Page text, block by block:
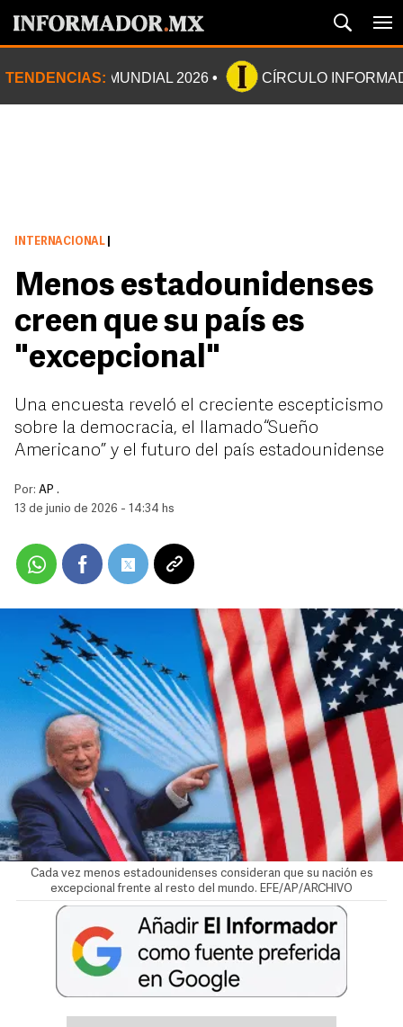
TENDENCIAS: MUNDIAL 2026 CÍRCULO
INTERNACIONAL
Menos estadounidenses
creen que su país es
"excepcional"
Una encuesta reveló el creciente escepticismo
sobre la democracia, el llamado “Sueño
Americano” y el futuro del país estadounidense
Por: AP .
13 de junio de 2026 - 14:34 hs
Cada vez menos estadounidenses consideran que su nación es
excepcional frente al resto del mundo. EFE/AP/ARCHIVO